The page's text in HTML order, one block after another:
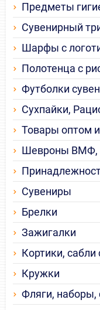
Предметы
Сувенирный
Шарфы с
Полотенца с
Футболки
Сухпайки,
Товары оптом
Шевроны ВМФ,
Сувениры
Брелки
Зажигалки
Кортики,
Кружки
Фляги, наборы,